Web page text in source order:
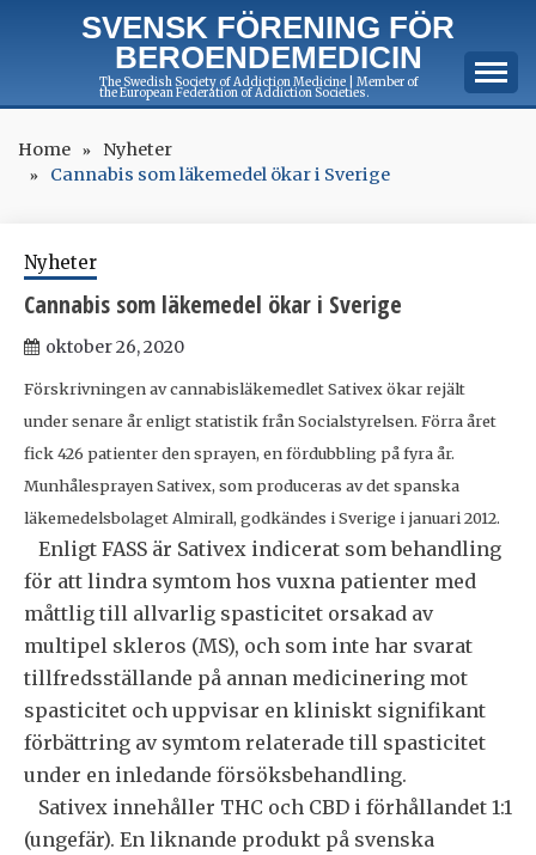
SVENSK FÖRENING FÖR
BEROENDEMEDICIN
The Swedish Society of Addiction Medicine | Member of
the European Federation of Addiction Societies.
Home
Nyheter
Cannabis som läkemedel ökar i Sverige
Nyheter
Cannabis som läkemedel ökar i Sverige
oktober 26, 2020
Förskrivningen av cannabisläkemedlet Sativex ökar rejält
under senare år enligt statistik från Socialstyrelsen. Förra året
fick 426 patienter den sprayen, en fördubbling på fyra år.
Munhålesprayen Sativex, som produceras av det spanska
läkemedelsbolaget Almirall, godkändes i Sverige i januari 2012.
Enligt FASS är Sativex indicerat som behandling
för att lindra symtom hos vuxna patienter med
måttlig till allvarlig spasticitet orsakad av
multipel skleros (MS), och som inte har svarat
tillfredsställande på annan medicinering mot
spasticitet och uppvisar en kliniskt signifikant
förbättring av symtom relaterade till spasticitet
under en inledande försöksbehandling.
Sativex innehåller THC och CBD i förhållandet 1:1
(ungefär). En liknande produkt på svenska